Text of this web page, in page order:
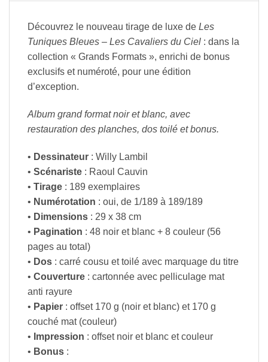
Découvrez le nouveau tirage de luxe de Les
Tuniques Bleues – Les Cavaliers du Ciel : dans la
collection « Grands Formats », enrichi de bonus
exclusifs et numéroté, pour une édition
d’exception.
Album grand format noir et blanc, avec
restauration des planches, dos toilé et bonus.
• Dessinateur : Willy Lambil
• Scénariste : Raoul Cauvin
• Tirage : 189 exemplaires
• Numérotation : oui, de 1/189 à 189/189
• Dimensions : 29 x 38 cm
• Pagination : 48 noir et blanc + 8 couleur (56
pages au total)
• Dos : carré cousu et toilé avec marquage du titre
• Couverture : cartonnée avec pelliculage mat
anti rayure
• Papier : offset 170 g (noir et blanc) et 170 g
couché mat (couleur)
• Impression : offset noir et blanc et couleur
• Bonus :